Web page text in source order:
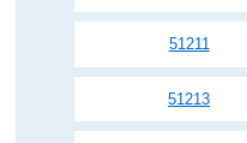
51211
51213